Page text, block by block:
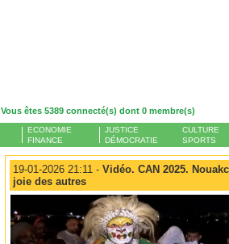
Vous êtes 5389 connecté(s) dont 0 membre(s)
ECONOMIE
FINANCE
JUSTICE
DÉMOCRATIE
CULTURE
SPORTS
19-01-2026 21:11 - Vidéo. CAN 2025.
joie des autres